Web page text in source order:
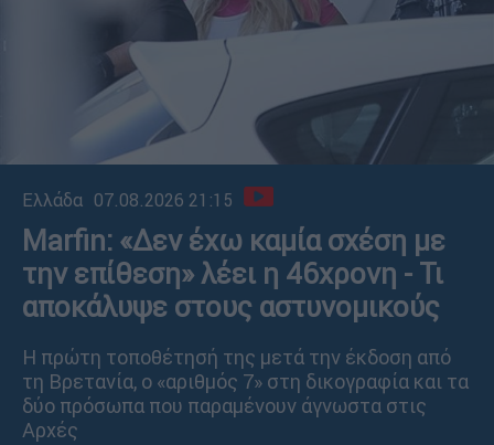
Ελλάδα 07.08.2026 21:15
Marfin: «Δεν έχω καμία σχέση με
την επίθεση» λέει η 46χρονη - Τι
αποκάλυψε στους αστυνομικούς
Η πρώτη τοποθέτησή της μετά την έκδοση από
τη Βρετανία, ο «αριθμός 7» στη δικογραφία και τα
δύο πρόσωπα που παραμένουν άγνωστα στις
Αρχές